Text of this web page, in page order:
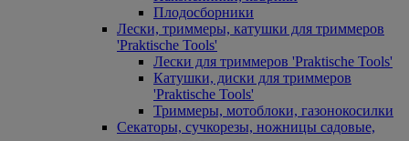
Плодосборники
Лески, триммеры, катушки для триммеров
'Praktische Tools'
Лески для триммеров 'Praktische Tools'
Катушки, диски для триммеров
'Praktische Tools'
Триммеры, мотоблоки, газонокосилки
Секаторы, сучкорезы, ножницы садовые,